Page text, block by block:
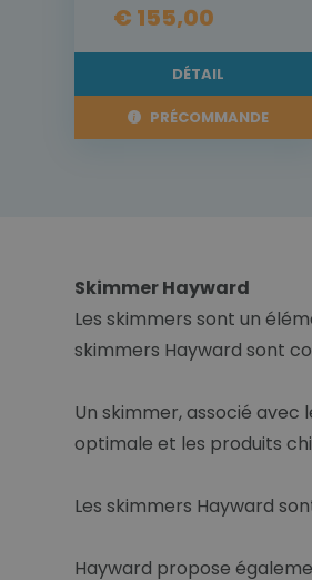
€ 155,00
DÉTAIL
PRÉCOMMANDE
Skimmer Hayward
Les skimmers sont un
skimmers Hayward sont
Un skimmer, associé
optimale et les produits
Les skimmers Hayward
Hayward propose